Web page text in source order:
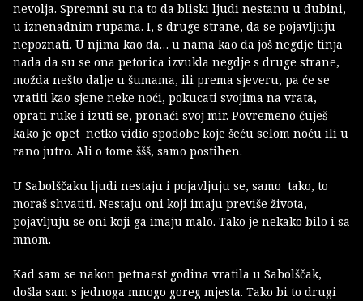
nevolja. Spremni su na to da bliski ljudi nestanu u dubini,
u iznenadnim rupama. I, s druge strane, da se pojavljuju
nepoznati. U njima kao da… u nama kao da još negdje tinja
nada da su se ona petorica izvukla negdje s druge strane,
možda nešto dalje u šumama, ili prema sjeveru, pa će se
vratiti kao sjene neke noći, pokucati svojima na vrata,
oprati ruke i izuti se, pronaći svoj mir. Povremeno čuješ
kako je opet netko vidio spodobe koje šeću selom noću ili u
rano jutro. Ali o tome ššš, samo postihen.
U Sabolščaku ljudi nestaju i pojavljuju se, samo tako, to
moraš shvatiti. Nestaju oni koji imaju previše života,
pojavljuju se oni koji ga imaju malo. Tako je nekako bilo i sa
mnom.
Kad sam se nakon petnaest godina vratila u Sabolščak,
došla sam s jednoga mnogo goreg mjesta. Tako bi to drugi